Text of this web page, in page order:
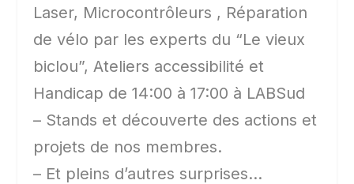
Laser, Microcontrôleurs , Réparation
de vélo par les experts du “Le vieux
biclou”, Ateliers accessibilité et
Handicap de 14:00 à 17:00 à LABSud
– Stands et découverte des actions et
projets de nos membres.
– Et pleins d’autres surprises…